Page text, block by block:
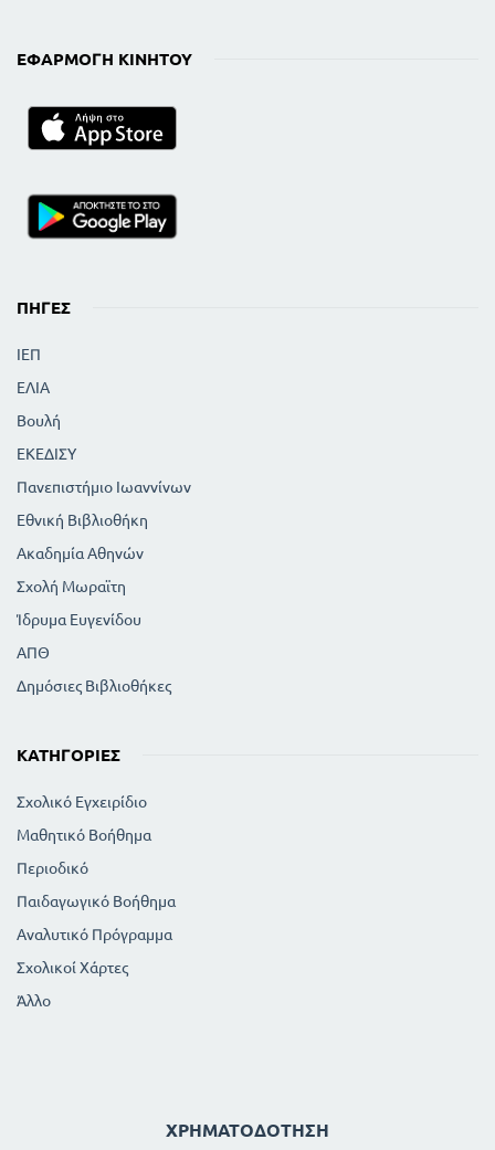
ΕΦΑΡΜΟΓΉ ΚΙΝΗΤΟΎ
ΠΗΓΈΣ
ΙΕΠ
ΕΛΙΑ
Βουλή
ΕΚΕΔΙΣΥ
Πανεπιστήμιο Ιωαννίνων
Εθνική Βιβλιοθήκη
Ακαδημία Αθηνών
Σχολή Μωραϊτη
Ίδρυμα Ευγενίδου
ΑΠΘ
Δημόσιες Βιβλιοθήκες
ΚΑΤΗΓΟΡΊΕΣ
Σχολικό Εγχειρίδιο
Μαθητικό Βοήθημα
Περιοδικό
Παιδαγωγικό Βοήθημα
Αναλυτικό Πρόγραμμα
Σχολικοί Χάρτες
Άλλο
ΧΡΗΜΑΤΟΔΌΤΗΣΗ